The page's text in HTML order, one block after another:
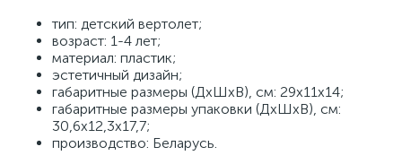
тип: детский вертолет;
возраст: 1-4 лет;
материал: пластик;
эстетичный дизайн;
габаритные размеры (ДхШхВ), см: 29х11х14;
габаритные размеры упаковки (ДхШхВ), см:
30,6х12,3х17,7;
производство: Беларусь.